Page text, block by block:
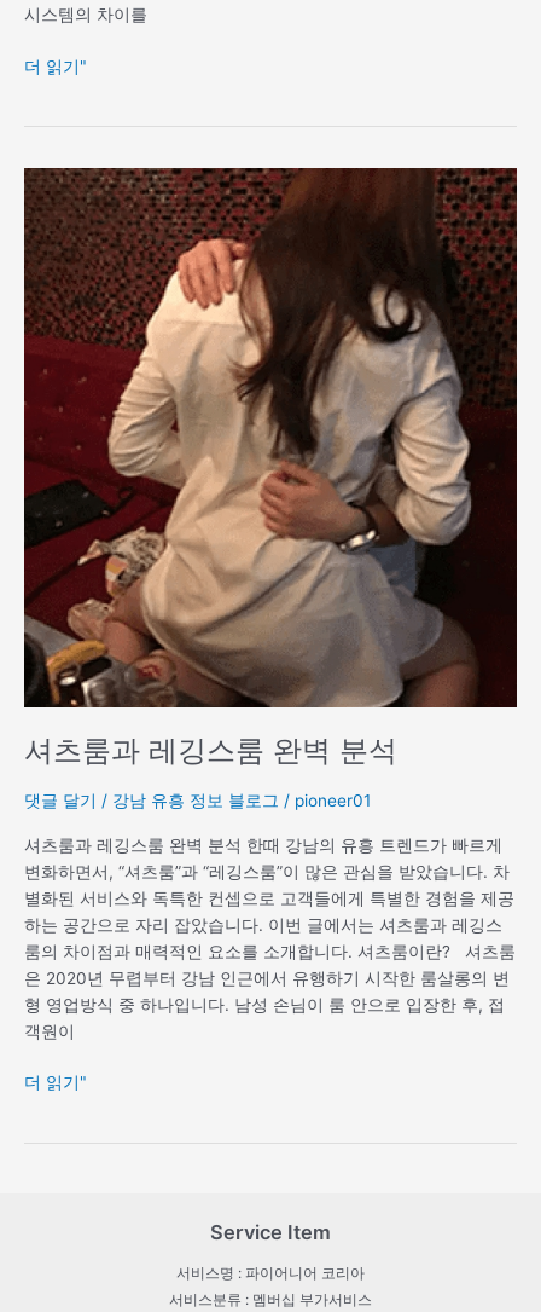
시스템의 차이를
더 읽기"
셔츠룸과 레깅스룸 완벽 분석
댓글 달기 / 강남 유흥 정보 블로그 / pioneer01
셔츠룸과 레깅스룸 완벽 분석 한때 강남의 유흥 트렌드가 빠르게
변화하면서, “셔츠룸”과 “레깅스룸”이 많은 관심을 받았습니다. 차
별화된 서비스와 독특한 컨셉으로 고객들에게 특별한 경험을 제공
하는 공간으로 자리 잡았습니다. 이번 글에서는 셔츠룸과 레깅스
룸의 차이점과 매력적인 요소를 소개합니다. 셔츠룸이란? 셔츠룸
은 2020년 무렵부터 강남 인근에서 유행하기 시작한 룸살롱의 변
형 영업방식 중 하나입니다. 남성 손님이 룸 안으로 입장한 후, 접
객원이
셔
츠
룸
과
레
깅
스
더 읽기"
Service Item
서비스명 : 파이어니어 코리아
서비스분류 : 멤버십 부가서비스